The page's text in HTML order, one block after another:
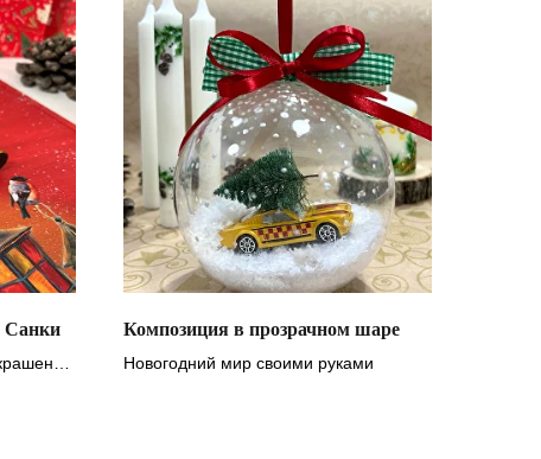
Санки Композиция в прозрачном шаре
Новогодний мир своими руками